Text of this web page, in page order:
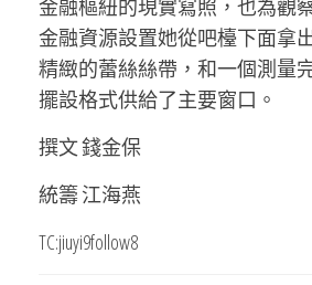
金融樞紐的現實寫照，也為觀
金融資源設置她從吧檯下面拿
精緻的蕾絲絲帶，和一個測量
擺設格式供給了主要窗口。
撰文 錢金保
統籌 江海燕
TC:jiuyi9follow8